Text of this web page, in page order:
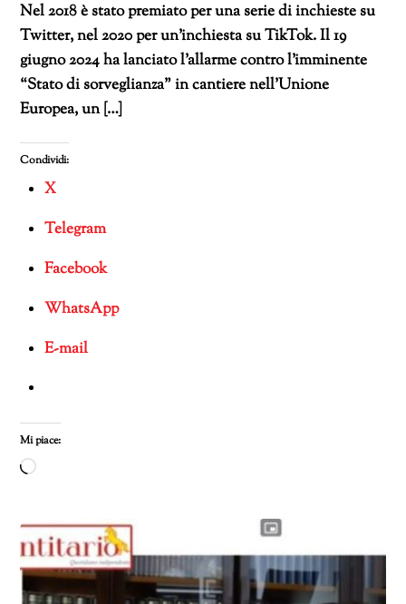
Nel 2018 è stato premiato per una serie di inchieste su
Twitter, nel 2020 per un’inchiesta su TikTok. Il 19
giugno 2024 ha lanciato l’allarme contro l’imminente
“Stato di sorveglianza” in cantiere nell’Unione
Europea, un […]
Condividi:
X
Telegram
Facebook
WhatsApp
E-mail
Mi piace:
Caricamento
corso…